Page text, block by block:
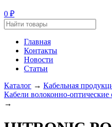
0 ₽
Главная
Контакты
Новости
Статьи
Каталог → Кабельная
Кабели волоконно-
→